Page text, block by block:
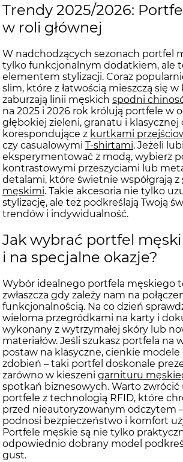
Trendy 2025/2026:
w roli głównej
W nadchodzących sezonach portfel
tylko funkcjonalnym dodatkiem, ale
elementem stylizacji. Coraz
slim, które z łatwością mieszczą się w
zaburzają linii męskich spodni
na 2025 i 2026 rok królują portfele w
głębokiej zieleni, granatu i klasycznej
korespondujące z kurtkami
czy casualowymi T-shirtami. Jeżeli
eksperymentować z modą, wybierz
kontrastowymi przeszyciami lub
detalami, które świetnie współgrają z
męskimi. Takie akcesoria nie tylko
stylizację, ale też podkreślają Twoją
trendów i indywidualność.
Jak wybrać portfel
i na specjalne okazje?
Wybór idealnego portfela męskiego
zwłaszcza gdy zależy nam na
funkcjonalnością. Na co dzień
wieloma przegródkami na karty i
wykonany z wytrzymałej skóry lub
materiałów. Jeśli szukasz portfela na
postaw na klasyczne, cienkie
zdobień – taki portfel doskonale
zarówno w kieszeni garnituru
spotkań biznesowych. Warto zwrócić
portfele z technologią RFID, które
przed nieautoryzowanym odczytem
podnosi bezpieczeństwo i komfort
Portfele męskie są nie tylko
odpowiednio dobrany model
gust.